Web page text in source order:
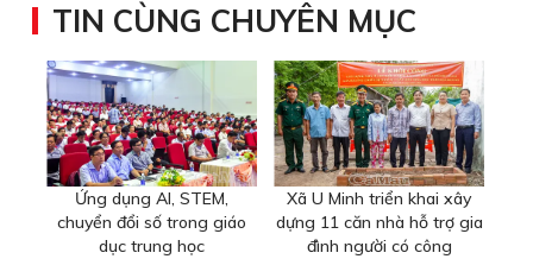
TIN CÙNG CHUYÊN MỤC
Ứng dụng AI, STEM,
chuyển đổi số trong giáo
dục trung học
Xã U Minh triển khai xây
dựng 11 căn nhà hỗ trợ gia
đình người có công